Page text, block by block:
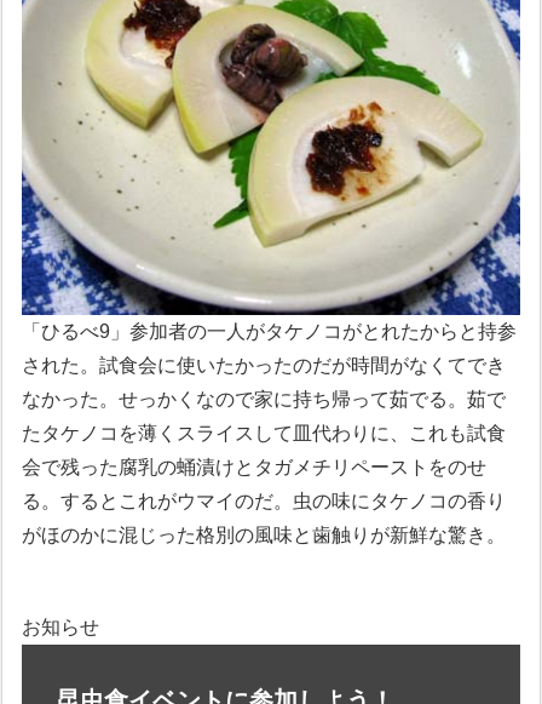
「ひるべ9」参加者の一人がタケノコがとれたからと持参
された。試食会に使いたかったのだが時間がなくてでき
なかった。せっかくなので家に持ち帰って茹でる。茹で
たタケノコを薄くスライスして皿代わりに、これも試食
会で残った腐乳の蛹漬けとタガメチリペーストをのせ
る。するとこれがウマイのだ。虫の味にタケノコの香り
がほのかに混じった格別の風味と歯触りが新鮮な驚き。
お知らせ